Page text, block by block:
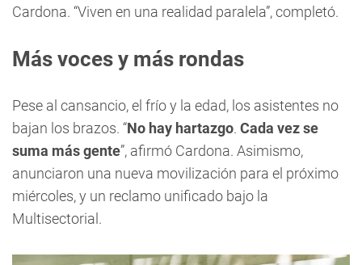
Cardona. “Viven en una realidad paralela”, completó.
Más voces y más rondas
Pese al cansancio, el frío y la edad, los asistentes no
bajan los brazos. “No hay hartazgo. Cada vez se
suma más gente”, afirmó Cardona. Asimismo,
anunciaron una nueva movilización para el próximo
miércoles, y un reclamo unificado bajo la
Multisectorial.